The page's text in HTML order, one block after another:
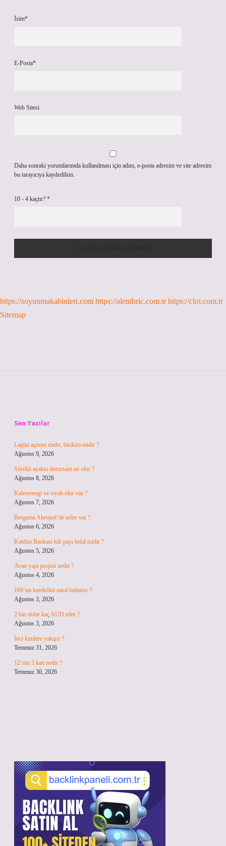
İsim*
E-Posta*
Web Sitesi
Daha sonraki yorumlarımda kullanılması için adım, e-posta adresim ve site adresim
bu tarayıcıya kaydedilsin.
10 - 4 kaçtır? *
https://soyunmakabinleri.com https://alenibric.com.tr https://cloi.com.tr
Sitemap
Son Yazılar
Lagün aşınım mıdır, birikim midir ?
Ağustos 9, 2026
Sürekli ayakta durursam ne olur ?
Ağustos 8, 2026
Kahverengi ve siyah olur mu ?
Ağustos 7, 2026
Bergama Akropol’de neler var ?
Ağustos 6, 2026
Katılım Bankası kâr payı helal midir ?
Ağustos 5, 2026
Avan yapı projesi nedir ?
Ağustos 4, 2026
169’un karekökü nasıl bulunur ?
Ağustos 3, 2026
2 bin dolar kaç AUD eder ?
Ağustos 3, 2026
İnci kimlere yakışır ?
Temmuz 31, 2026
12’nin 5 katı nedir ?
Temmuz 30, 2026